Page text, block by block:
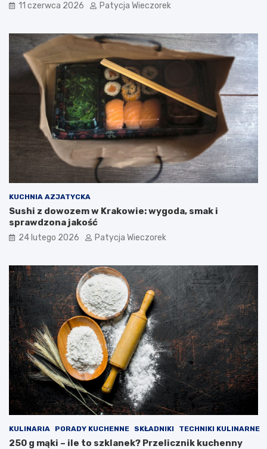
11 czerwca 2026 Patycja Wieczorek
KUCHNIA AZJATYCKA
Sushi z dowozem w Krakowie: wygoda, smak i
sprawdzona jakość
24 lutego 2026 Patycja Wieczorek
KULINARIA PORADY KUCHENNE SKŁADNIKI TECHNIKI KULINARNE
250 g mąki – ile to szklanek? Przelicznik kuchenny